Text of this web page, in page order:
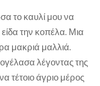
το καυλί μου να
την κοπέλα. Μια
μακριά μαλλιά.
λέγοντας της
τέτοιο άγριο μέρος